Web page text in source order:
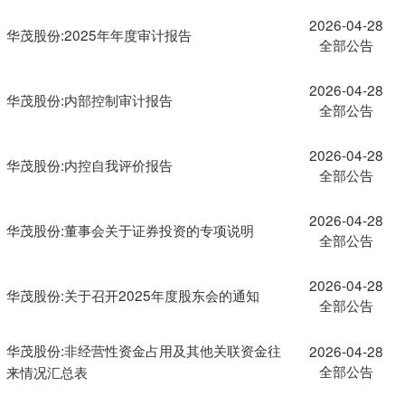
华茂股份:2025年年度审计报告
2026-04-28
全部公告
华茂股份:内部控制审计报告
2026-04-28
全部公告
华茂股份:内控自我评价报告
2026-04-28
全部公告
华茂股份:董事会关于证券投资的专项说明
2026-04-28
全部公告
华茂股份:关于召开2025年度股东会的通知
2026-04-28
全部公告
华茂股份:非经营性资金占用及其他关联资金往
来情况汇总表
2026-04-28
全部公告